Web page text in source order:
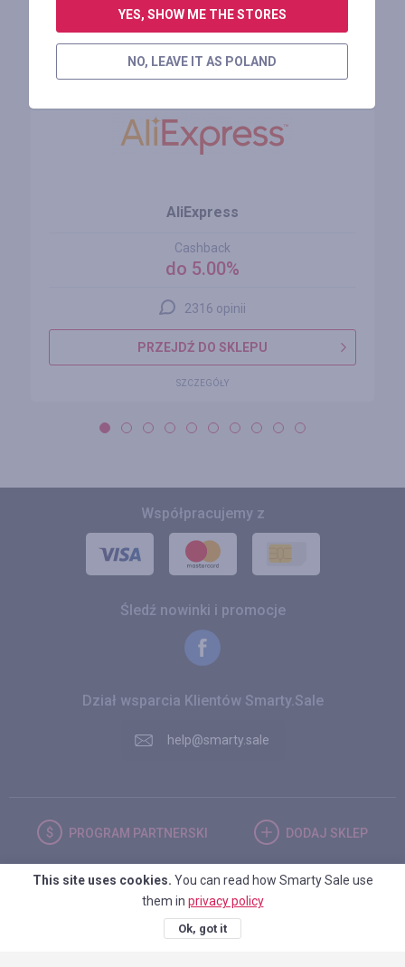
Podobne sklepy
AliExpress
Cashback
do 5.00%
2316 opinii
PRZEJDŹ DO SKLEPU
SZCZEGÓŁY
Współpracujemy z
Śledź nowinki i promocje
Dział wsparcia Klientów Smarty.Sale
help@smarty.sale
PROGRAM PARTNERSKI DODAJ SKLEP
POLSKA
This site uses cookies. You can read how Smarty Sale use
them in privacy policy
Ok, got it
YES, SHOW ME THE STORES
NO, LEAVE IT AS POLAND